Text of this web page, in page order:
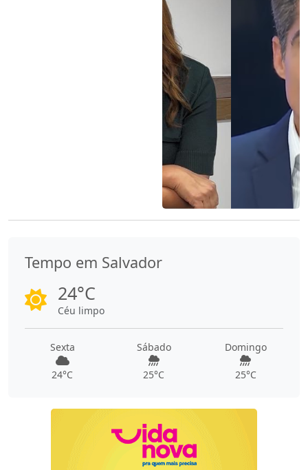
Tempo em Salvador
24°C
Céu limpo
Sexta
24°C
Sábado
25°C
Domingo
25°C